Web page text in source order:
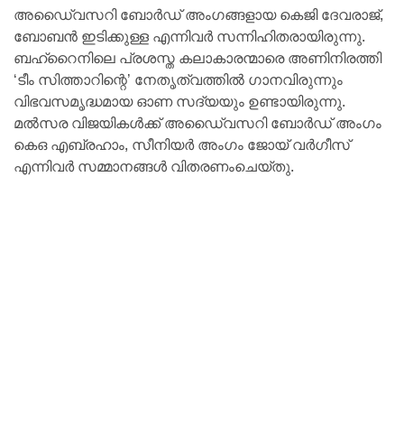
അഡൈ്വസറി ബോര്‍ഡ് അംഗങ്ങളായ കെജി ദേവരാജ്,
ബോബന്‍ ഇടിക്കുള്ള എന്നിവര്‍ സന്നിഹിതരായിരുന്നു.
ബഹ്റൈനിലെ പ്രശസ്ത കലാകാരന്മാരെ അണിനിരത്തി
‘ടീം സിത്താറിന്റെ’ നേതൃത്വത്തില്‍ ഗാനവിരുന്നും
വിഭവസമൃദ്ധമായ ഓണ സദ്യയും ഉണ്ടായിരുന്നു.
മല്‍സര വിജയികള്‍ക്ക് അഡൈ്വസറി ബോര്‍ഡ് അംഗം
കെഒ എബ്രഹാം, സീനിയര്‍ അംഗം ജോയ് വര്‍ഗീസ്
എന്നിവര്‍ സമ്മാനങ്ങള്‍ വിതരണംചെയ്തു.